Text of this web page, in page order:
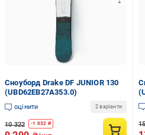
Сноуборд Drake DF JUNIOR 130
(UBD62EB27A353.0)
оцінити 2 варіанти
10 322 -1 032 ₴